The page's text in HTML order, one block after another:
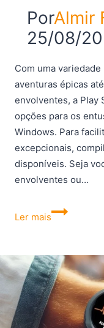
PorAlmir
25/08/
Com uma
aventuras épicas
envolventes, a Play
opções para os
Windows. Para
excepcionais,
disponíveis. Seja
envolventes ou…
Ler mais
Os
da
Play
Store
para
Windows